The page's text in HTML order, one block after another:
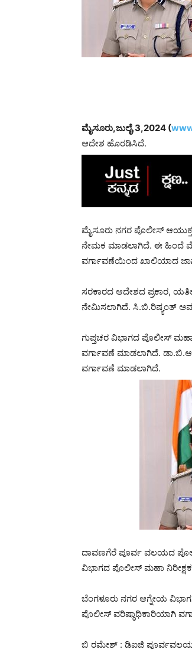
ಮೈಸೂರು,ಜುಲೈ,3,2024 (
ಆದೇಶ ಹೊರಡಿಸಿದೆ.
ಮೈಸೂರು ನಗರ ಪೊಲೀಸ್
ನೇಮಕ ಮಾಡಲಾಗಿದೆ. ಈ ಹಿಂದೆ
ವರ್ಗಾವಣೆಯಿಂದ ಖಾಲಿಯಾದ
ಸರಕಾರದ ಆದೇಶದ ಪ್ರಕಾರ,
ನೇಮಿಸಲಾಗಿದೆ. ಸಿ.ಬಿ.ರಿಷ್ಯಂತ್
ಗುಪ್ತಚರ ವಿಭಾಗದ ಪೊಲೀಸ್
ವರ್ಗಾವಣೆ ಮಾಡಲಾಗಿದೆ.
ವರ್ಗಾವಣೆ ಮಾಡಲಾಗಿದೆ.
ದಾವಣಗೆರೆ ಪೂರ್ವ ವಲಯದ
ವಿಭಾಗದ ಪೊಲೀಸ್ ಮಹಾ
ಬೆಂಗಳೂರು ನಗರ ಆಗ್ನೇಯ
ಪೊಲೀಸ್ ವರಿಷ್ಠಾಧಿಕಾರಿಯಾಗಿ
ಬಿ ರಮೇಶ್ : ಡಿಐಜಿ